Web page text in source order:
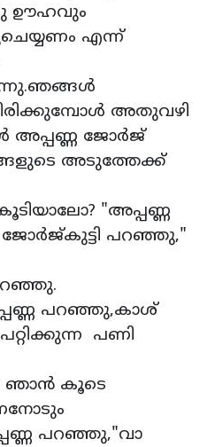
ഊഹവും
എന്ന്
അതുവഴി
അപ്പണ്ണ ജോർജ്
അടുത്തേക്ക്
"അപ്പണ്ണ
ജോർജ്‌കുട്ടി പറഞ്ഞു,"
പറഞ്ഞു,കാശ്
പണി
ഞാൻ കൂടെ
പറഞ്ഞു,"വാ